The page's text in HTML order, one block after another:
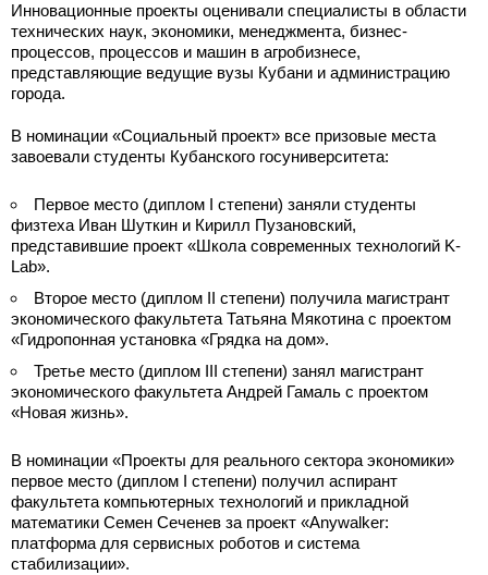
Инновационные проекты оценивали специалисты в области
технических наук, экономики, менеджмента, бизнес-
процессов, процессов и машин в агробизнесе,
представляющие ведущие вузы Кубани и администрацию
города.
В номинации «Социальный проект» все призовые места
завоевали студенты Кубанского госуниверситета:
Первое место (диплом I степени) заняли студенты
физтеха Иван Шуткин и Кирилл Пузановский,
представившие проект «Школа современных технологий K-
Lab».
Второе место (диплом II степени) получила магистрант
экономического факультета Татьяна Мякотина с проектом
«Гидропонная установка «Грядка на дом».
Третье место (диплом III степени) занял магистрант
экономического факультета Андрей Гамаль с проектом
«Новая жизнь».
В номинации «Проекты для реального сектора экономики»
первое место (диплом I степени) получил аспирант
факультета компьютерных технологий и прикладной
математики Семен Сеченев за проект «Аnywalker:
платформа для сервисных роботов и система
стабилизации».